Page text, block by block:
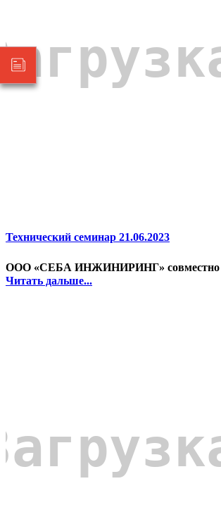
Технический семинар 21.06.2023
ООО «СЕБА ИНЖИНИРИНГ»
Читать дальше...